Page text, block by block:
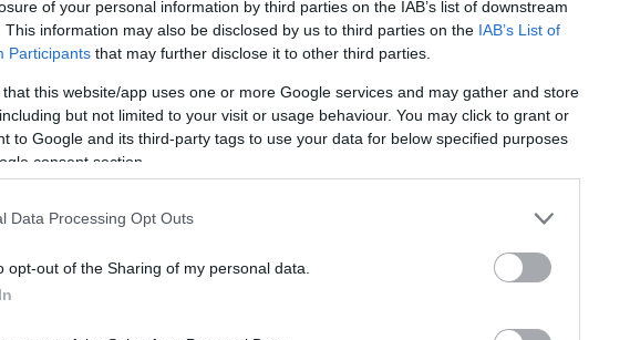
of your personal information by third parties on the IAB’s list of downstream
This information may also be disclosed by us to third parties on the IAB’s List of
Participants that may further disclose it to other third parties.
that this website/app uses one or more Google services and may gather and store
but not limited to your visit or usage behaviour. You may click to grant or
to Google and its third-party tags to use your data for below specified purposes
consent section.
Data Processing Opt Outs
opt-out of the Sharing of my personal data.
di liquidità
tolleranza al rischio, tasso di prelievo e
di liquiditàper spese e imprevisti: tipicamente 6–
asset rischiosi durante drawdown, attenuando
il cash è separato: il 60/40 riguarda il capitale
con cedole, dividendi e parte dei
Injective
Vested XOR
(VXOR)